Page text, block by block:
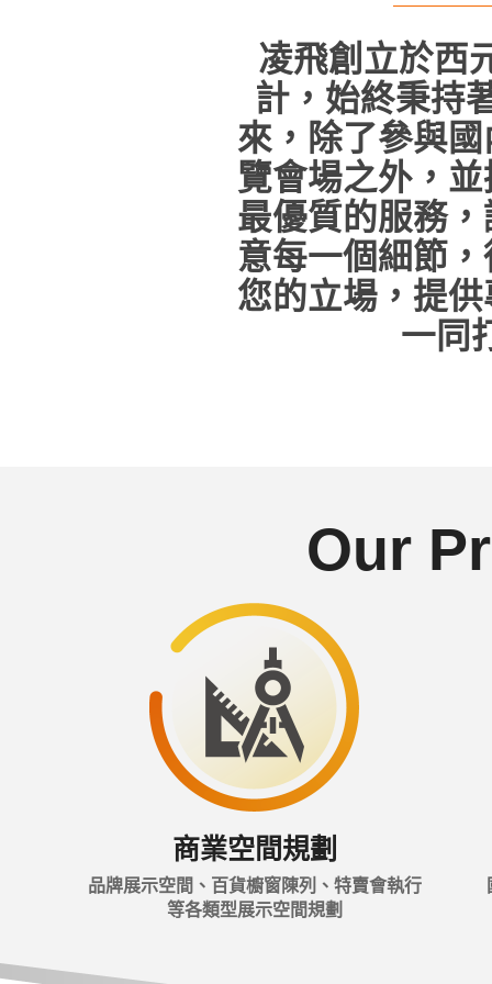
凌飛創立於西
計，始終秉持
來，除了參與
覽會場之外，
最優質的服務
意每一個細節
您的立場，提
一同
Our
商業空間規劃
品牌展示空間、百貨櫥窗陳列、特賣會執行
等各類型展示空間規劃